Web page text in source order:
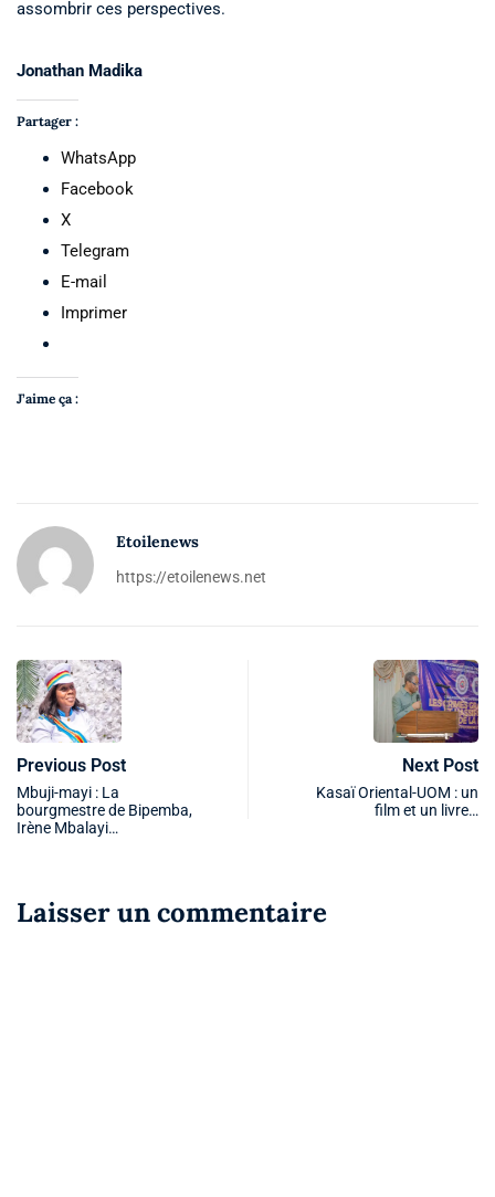
assombrir ces perspectives.
Jonathan Madika
Partager :
WhatsApp
Facebook
X
Telegram
E-mail
Imprimer
J’aime ça :
Etoilenews
https://etoilenews.net
Previous Post
Mbuji-mayi : La
bourgmestre de Bipemba,
Irène Mbalayi…
Next Post
Kasaï Oriental-UOM : un
film et un livre…
Laisser un commentaire